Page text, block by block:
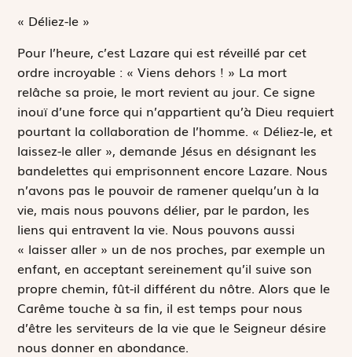
« Déliez-le »
Pour l’heure, c’est Lazare qui est réveillé par cet
ordre incroyable : « Viens dehors ! » La mort
relâche sa proie, le mort revient au jour. Ce signe
inouï d’une force qui n’appartient qu’à Dieu requiert
pourtant la collaboration de l’homme. « Déliez-le, et
laissez-le aller », demande Jésus en désignant les
bandelettes qui emprisonnent encore Lazare. Nous
n’avons pas le pouvoir de ramener quelqu’un à la
vie, mais nous pouvons délier, par le pardon, les
liens qui entravent la vie. Nous pouvons aussi
« laisser aller » un de nos proches, par exemple un
enfant, en acceptant sereinement qu’il suive son
propre chemin, fût-il différent du nôtre. Alors que le
Carême touche à sa fin, il est temps pour nous
d’être les serviteurs de la vie que le Seigneur désire
nous donner en abondance.